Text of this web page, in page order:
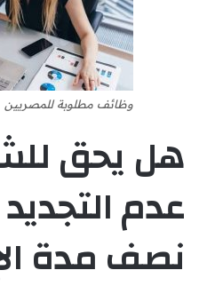
وظائف مطلوبة للمصريين
هل يحق
عدم
نصف مدة